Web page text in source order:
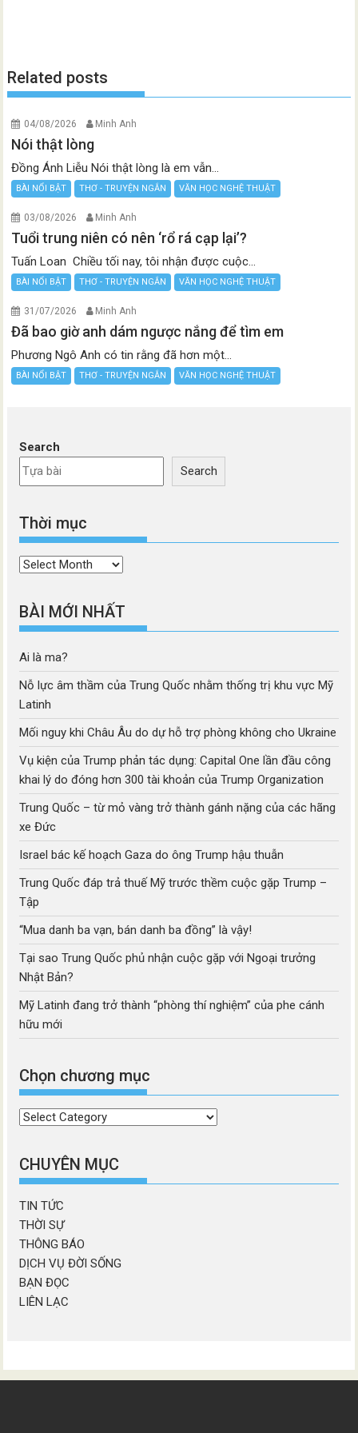
Related posts
04/08/2026 Minh Anh
Nói thật lòng
Đồng Ánh Liễu Nói thật lòng là em vẫn...
BÀI NỔI BẬT THƠ - TRUYỆN NGẮN VĂN HỌC NGHỆ THUẬT
03/08/2026 Minh Anh
Tuổi trung niên có nên ‘rổ rá cạp lại’?
Tuấn Loan Chiều tối nay, tôi nhận được cuộc...
BÀI NỔI BẬT THƠ - TRUYỆN NGẮN VĂN HỌC NGHỆ THUẬT
31/07/2026 Minh Anh
Đã bao giờ anh dám ngược nắng để tìm em
Phương Ngô Anh có tin rằng đã hơn một...
BÀI NỔI BẬT THƠ - TRUYỆN NGẮN VĂN HỌC NGHỆ THUẬT
Search
Search
Thời mục
Thời
BÀI MỚI NHẤT
Ai là ma?
Nỗ lực âm thầm của Trung Quốc nhằm thống trị khu vực Mỹ
Latinh
Mối nguy khi Châu Âu do dự hỗ trợ phòng không cho Ukraine
Vụ kiện của Trump phản tác dụng: Capital One lần đầu công
khai lý do đóng hơn 300 tài khoản của Trump Organization
Trung Quốc – từ mỏ vàng trở thành gánh nặng của các hãng
xe Đức
Israel bác kế hoạch Gaza do ông Trump hậu thuẫn
Trung Quốc đáp trả thuế Mỹ trước thềm cuộc gặp Trump –
Tập
“Mua danh ba vạn, bán danh ba đồng” là vậy!
Tại sao Trung Quốc phủ nhận cuộc gặp với Ngoại trưởng
Nhật Bản?
Mỹ Latinh đang trở thành “phòng thí nghiệm” của phe cánh
hữu mới
Chọn chương mục
Chọn
mục
CHUYÊN MỤC
TIN TỨC
THỜI SỰ
THÔNG BÁO
DỊCH VỤ ĐỜI SỐNG
BẠN ĐỌC
LIÊN LẠC